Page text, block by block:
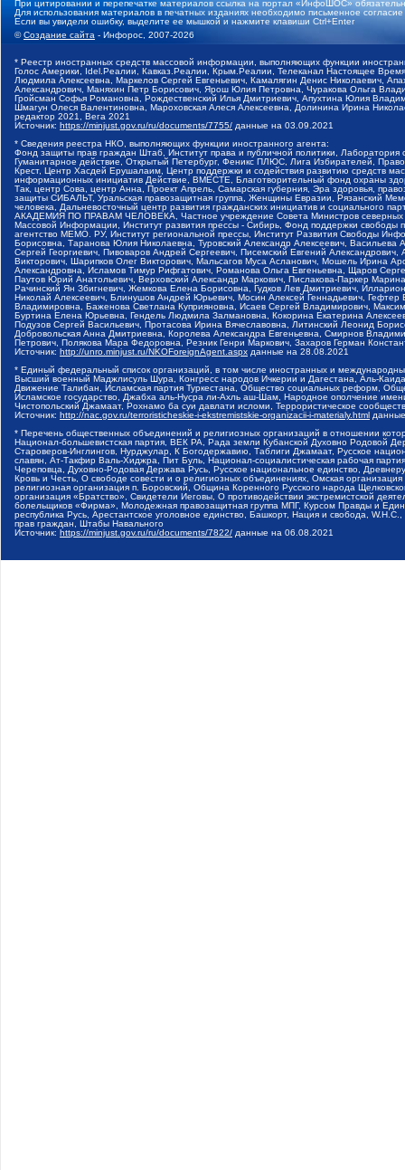
При цитировании и перепечатке материалов ссылка на портал «ИнфоШОС»
Для использования материалов в печатных изданиях необходимо письменное
Если вы увидели ошибку, выделите ее мышкой и нажмите клавиши Ctrl+Enter
©Создание сайта - Инфорос, 2007-2026
* Реестр иностранных средств массовой информации, выполняющих функции
Голос Америки, Idel.Реалии, Кавказ.Реалии, Крым.Реалии, Телеканал Настоящее
Людмила Алексеевна, Маркелов Сергей Евгеньевич, Камалягин Денис Николаевич,
Александрович, Маняхин Петр Борисович, Ярош Юлия Петровна, Чуракова Ольга
Гройсман Софья Романовна, Рождественский Илья Дмитриевич, Апухтина Юлия
Шмагун Олеся Валентиновна, Мароховская Алеся Алексеевна, Долинина Ирина
редактор 2021, Вега 2021
Источник: https://minjust.gov.ru/ru/documents/7755/ данные на 03.09.2021
* Сведения реестра НКО, выполняющих функции иностранного агента:
Фонд защиты прав граждан Штаб, Институт права и публичной политики,
Гуманитарное действие, Открытый Петербург, Феникс ПЛЮС, Лига Избирателей,
Крест, Центр Хасдей Ерушалаим, Центр поддержки и содействия развитию средств
информационных инициатив Действие, ВМЕСТЕ, Благотворительный фонд охраны
Так, центр Сова, центр Анна, Проект Апрель, Самарская губерния, Эра здоровья,
защиты СИБАЛЬТ, Уральская правозащитная группа, Женщины Евразии, Рязанский
человека, Дальневосточный центр развития гражданских инициатив и социального
АКАДЕМИЯ ПО ПРАВАМ ЧЕЛОВЕКА, Частное учреждение Совета Министров северных
Массовой Информации, Институт развития прессы - Сибирь, Фонд поддержки
агентство МЕМО. РУ, Институт региональной прессы, Институт Развития Свободы
Борисовна, Таранова Юлия Николаевна, Туровский Александр Алексеевич,
Сергей Георгиевич, Пивоваров Андрей Сергеевич, Писемский Евгений
Викторович, Шарипков Олег Викторович, Мальсагов Муса Асланович, Мошель Ирина
Александровна, Исламов Тимур Рифгатович, Романова Ольга Евгеньевна, Щаров
Паутов Юрий Анатольевич, Верховский Александр Маркович, Пислакова-Паркер
Рачинский Ян Збигневич, Жемкова Елена Борисовна, Гудков Лев Дмитриевич,
Николай Алексеевич, Блинушов Андрей Юрьевич, Мосин Алексей Геннадьевич,
Владимировна, Баженова Светлана Куприяновна, Исаев Сергей Владимирович,
Буртина Елена Юрьевна, Гендель Людмила Залмановна, Кокорина Екатерина
Подузов Сергей Васильевич, Протасова Ирина Вячеславовна, Литинский Леонид
Добровольская Анна Дмитриевна, Королева Александра Евгеньевна, Смирнов
Петрович, Полякова Мара Федоровна, Резник Генри Маркович, Захаров Герман
Источник: http://unro.minjust.ru/NKOForeignAgent.aspx данные на 28.08.2021
* Единый федеральный список организаций, в том числе иностранных и
Высший военный Маджлисуль Шура, Конгресс народов Ичкерии и Дагестана, Аль-
Движение Талибан, Исламская партия Туркестана, Общество социальных реформ,
Исламское государство, Джабха аль-Нусра ли-Ахль аш-Шам, Народное ополчение
Чистопольский Джамаат, Рохнамо ба суи давлати исломи, Террористическое
Источник: http://nac.gov.ru/terroristicheskie-i-ekstremistskie-organizacii-i-materialy.html
* Перечень общественных объединений и религиозных организаций в отношении
Национал-большевистская партия, ВЕК РА, Рада земли Кубанской Духовно Родовой
Староверов-Инглингов, Нурджулар, К Богодержавию, Таблиги Джамаат, Русское
славян, Ат-Такфир Валь-Хиджра, Пит Буль, Национал-социалистическая рабочая
Череповца, Духовно-Родовая Держава Русь, Русское национальное единство,
Кровь и Честь, О свободе совести и о религиозных объединениях, Омская
религиозная организация п. Боровский, Община Коренного Русского народа
организация «Братство», Свидетели Иеговы, О противодействии экстремистской
болельщиков «Фирма», Молодежная правозащитная группа МПГ, Курсом Правды и
республика Русь, Арестантское уголовное единство, Башкорт, Нация и свобода,
прав граждан, Штабы Навального
Источник: https://minjust.gov.ru/ru/documents/7822/ данные на 06.08.2021